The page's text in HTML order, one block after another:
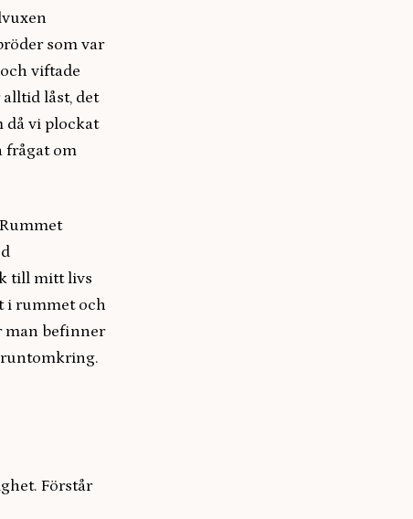
som var
viftade
låst, det
då vi plockat
frågat om
till mitt livs
i rummet och
man befinner
runtomkring.
Förstår